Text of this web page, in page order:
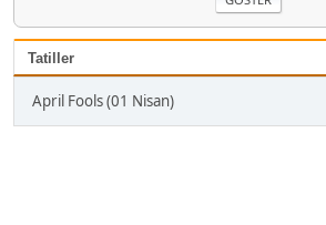
Tatiller
April Fools (01 Nisan)